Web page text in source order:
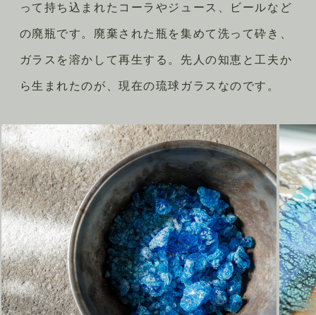
って持ち込まれたコーラやジュース、ビールなど
の廃瓶です。廃棄された瓶を集めて洗って砕き、
ガラスを溶かして再生する。先人の知恵と工夫か
ら生まれたのが、現在の琉球ガラスなのです。